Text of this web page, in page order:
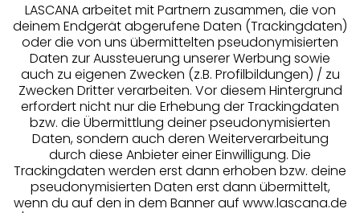
Ratenkauf **
Services
Beratung
Über uns
LASCANA arbeitet mit Partnern zusammen, die von
deinem Endgerät abgerufene Daten (Trackingdaten)
oder die von uns übermittelten pseudonymisierten
Daten zur Aussteuerung unserer Werbung sowie
auch zu eigenen Zwecken (z.B. Profilbildungen) / zu
Zwecken Dritter verarbeiten. Vor diesem Hintergrund
erfordert nicht nur die Erhebung der Trackingdaten
bzw. die Übermittlung deiner pseudonymisierten
Daten, sondern auch deren Weiterverarbeitung
durch diese Anbieter einer Einwilligung. Die
Trackingdaten werden erst dann erhoben bzw. deine
pseudonymisierten Daten erst dann übermittelt,
wenn du auf den in dem Banner auf www.lascana.de